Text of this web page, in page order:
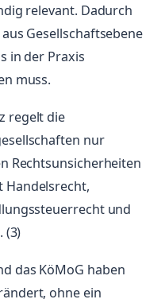
relevant. Dadurch
Gesellschaftsebene
in der Praxis
muss.
regelt die
nur
Rechtsunsicherheiten
und
(3)
das KöMoG haben
ohne ein